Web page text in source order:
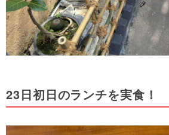
23日初日のランチを実食！